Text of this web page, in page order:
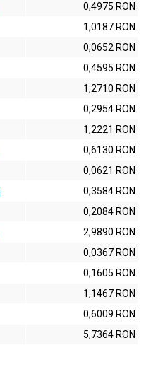
0,4975 RON
1,0187 RON
0,0652 RON
0,4595 RON
1,2710 RON
0,2954 RON
1,2221 RON
0,6130 RON
0,0621 RON
0,3584 RON
0,2084 RON
2,9890 RON
0,0367 RON
0,1605 RON
1,1467 RON
0,6009 RON
5,7364 RON